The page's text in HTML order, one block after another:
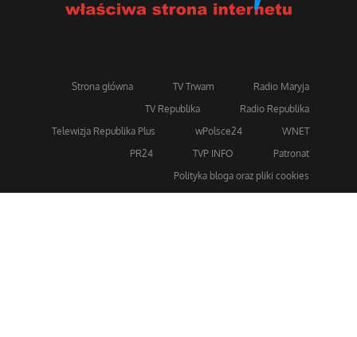
Strona główna TV Trwam
Radio Maryja
TV Republika
Radio Republika
Telewizja Republika Plus
wPolsce24
WNET
PR24
TVP INFO
Patronat
Polityka bloga oraz pliki cookies